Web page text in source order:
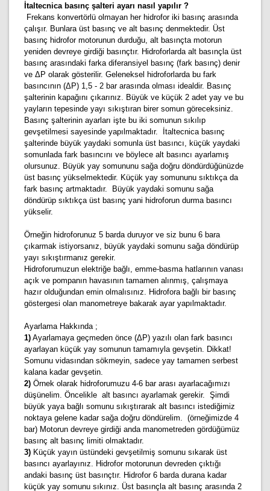
İtaltecnica basınç şalteri ayarı nasıl yapılır ?
Frekans konvertörlü olmayan her hidrofor iki basınç arasında
çalışır. Bunlara üst basınç ve alt basınç denmektedir. Üst
basınç hidrofor motorunun durduğu, alt basınçta motorun
yeniden devreye girdiği basınçtır. Hidroforlarda alt basınçla üst
basınç arasındaki farka diferansiyel basınç (fark basınç) denir
ve ΔP olarak gösterilir. Geleneksel hidroforlarda bu fark
basıncının (ΔP) 1,5 - 2 bar arasında olması idealdir. Basınç
şalterinin kapağını çıkarınız. Büyük ve küçük 2 adet yay ve bu
yayların tepesinde yayı sıkıştıran birer somun göreceksiniz.
Basınç şalterinin ayarları işte bu iki somunun sıkılıp
gevşetilmesi sayesinde yapılmaktadır. İtaltecnica basınç
şalterinde büyük yaydaki somunla üst basıncı, küçük yaydaki
somunlada fark basıncını ve böylece alt basıncı ayarlamış
olursunuz. Büyük yay somununu sağa doğru döndürdüğünüzde
üst basınç yükselmektedir. Küçük yay somununu sıktıkça da
fark basınç artmaktadır. Büyük yaydaki somunu sağa
döndürüp sıktıkça üst basınç yani hidroforun durma basıncı
yükselir.
Örneğin hidroforunuz 5 barda duruyor ve siz bunu 6 bara
çıkarmak istiyorsanız, büyük yaydaki somunu sağa döndürüp
yayı sıkıştırmanız gerekir.
Hidroforumuzun elektriğe bağlı, emme-basma hatlarının vanası
açık ve pompanın havasının tamamen alınmış, çalışmaya
hazır olduğundan emin olmalısınız. Hidrofora bağlı bir basınç
göstergesi olan manometreye bakarak ayar yapılmaktadır.
Ayarlama Hakkında ;
1) Ayarlamaya geçmeden önce (ΔP) yazılı olan fark basıncı
ayarlayan küçük yay somunun tamamıyla gevşetin. Dikkat!
Somunu vidasından sökmeyin, sadece yay tamamen serbest
kalana kadar gevşetin.
2) Örnek olarak hidroforumuzu 4-6 bar arası ayarlacağımızı
düşünelim. Öncelikle alt basıncı ayarlamak gerekir. Şimdi
büyük yaya bağlı somunu sıkıştırarak alt basıncı istediğimiz
noktaya gelene kadar sağa doğru döndürelim. (örneğimizde 4
bar) Motorun devreye girdiği anda manometreden gördüğümüz
basınç alt basınç limiti olmaktadır.
3) Küçük yayın üstündeki gevşetilmiş somunu sıkarak üst
basıncı ayarlayınız. Hidrofor motorunun devreden çıktığı
andaki basınç üst basınçtır. Hidrofor 6 barda durana kadar
küçük yay somunu sıkınız. Üst basınçla alt basınç arasında 2